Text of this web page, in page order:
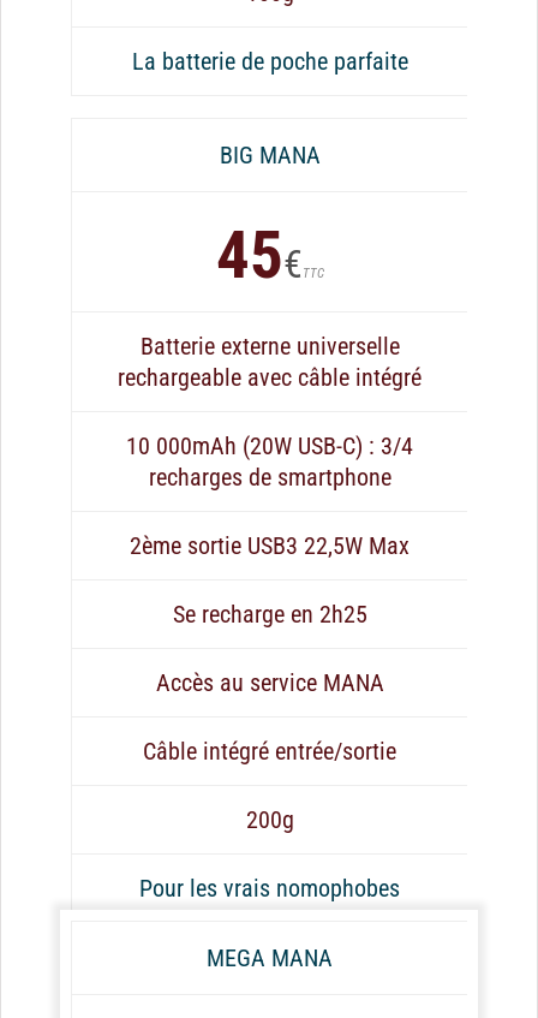
La batterie de poche parfaite
BIG MANA
45€ TTC
Batterie externe universelle
rechargeable avec câble intégré
10 000mAh (20W USB-C) : 3/4
recharges de smartphone
2ème sortie USB3 22,5W Max
Se recharge en 2h25
Accès au service MANA
Câble intégré entrée/sortie
200g
Pour les vrais nomophobes
MEGA MANA